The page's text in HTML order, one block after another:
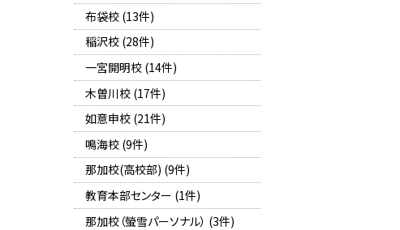
布袋校 (13件)
稲沢校 (28件)
一宮開明校 (14件)
木曽川校 (17件)
如意申校 (21件)
鳴海校 (9件)
那加校(高校部) (9件)
教育本部センター (1件)
那加校（螢雪パーソナル） (3件)